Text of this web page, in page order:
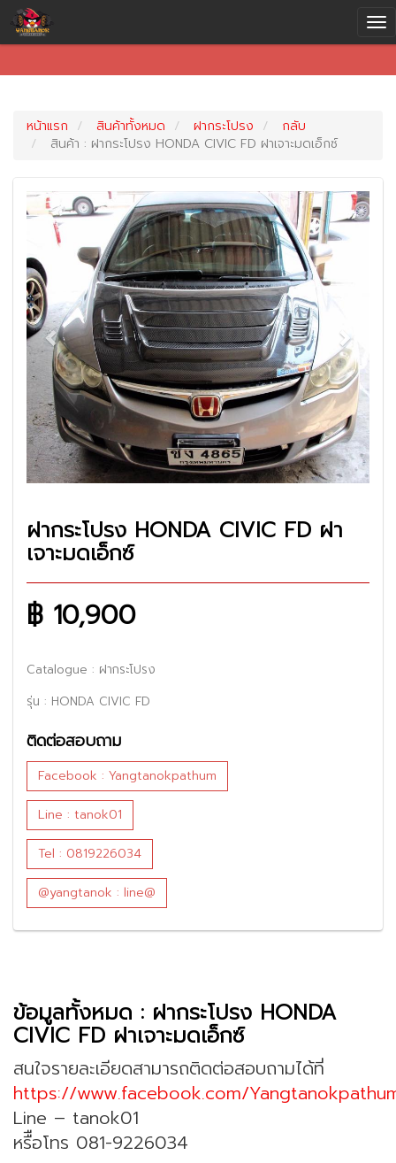
หน้าแรก สินค้าทั้งหมด ฝากระโปรง
กลับ
สินค้า : ฝากระโปรง HONDA CIVIC FD ฝาเจาะมดเอ็กซ์
Previous Next
ฝากระโปรง HONDA CIVIC FD ฝา
เจาะมดเอ็กซ์
฿ 10,900
Catalogue : ฝากระโปรง
รุ่น : HONDA CIVIC FD
ติดต่อสอบถาม
Facebook : Yangtanokpathum
Line : tanok01
Tel : 0819226034
@yangtanok : line@
ข้อมูลทั้งหมด : ฝากระโปรง HONDA
CIVIC FD ฝาเจาะมดเอ็กซ์
สนใจรายละเอียดสามารถติดต่อสอบถามได้ที่
https://www.facebook.com/
Line – tanok01
หรืือโทร 081-9226034